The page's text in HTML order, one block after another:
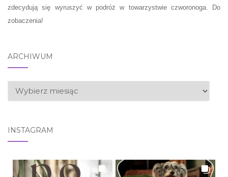
zdecydują się wyruszyć w podróż w towarzystwie czworonoga. Do
zobaczenia!
ARCHIWUM
ARCHIWUM
INSTAGRAM